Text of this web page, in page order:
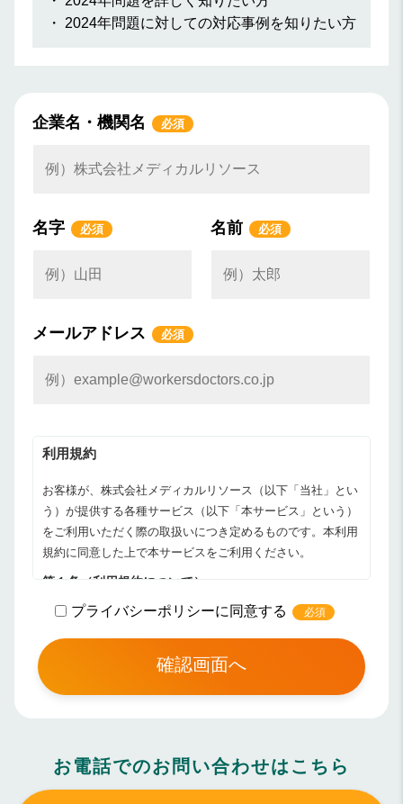
2024年問題に対しての対応事例を知りたい方
企業名・機関名 必須
名字 必須 名前 必須
メールアドレス 必須
利用規約
お客様が、株式会社メディカルリソース（以下「当社」とい
う）が提供する各種サービス（以下「本サービス」という）
をご利用いただく際の取扱いにつき定めるものです。本利用
規約に同意した上で本サービスをご利用ください。
第１条（利用規約について）
1. 当社が運営する本サービスについて、これを利用する者
ご利用ください。
2. 当社は、利用者の承諾を得ることなく、本規約の内容を改
3. 当社は、本規約を改定するときは、その内容について当社
プライバシーポリシーに同意する 必須
お電話でのお問い合わせはこちら